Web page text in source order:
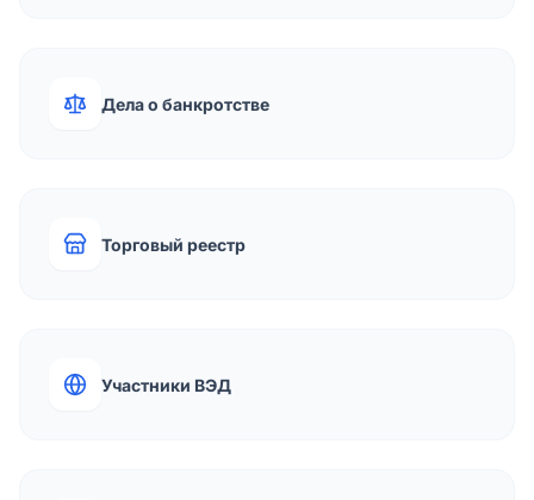
Дела о банкротстве
Торговый реестр
Участники ВЭД